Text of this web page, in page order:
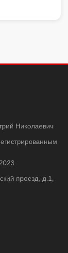
Николаевич
проезд, д.1,